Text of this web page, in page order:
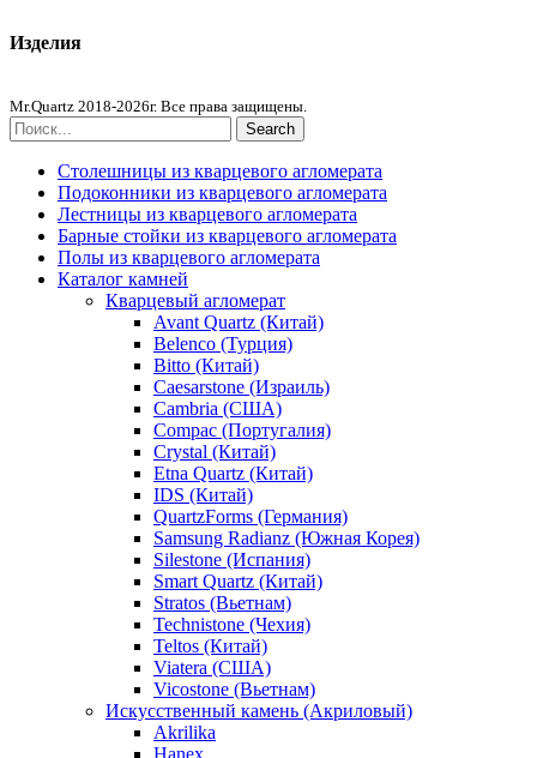
Изделия
Mr.Quartz 2018-2026г. Все права защищены.
Search
Столешницы из кварцевого агломерата
Подоконники из кварцевого агломерата
Лестницы из кварцевого агломерата
Барные стойки из кварцевого агломерата
Полы из кварцевого агломерата
Каталог камней
Кварцевый агломерат
Avant Quartz (Китай)
Belenco (Турция)
Bitto (Китай)
Caesarstone (Израиль)
Cambria (США)
Compac (Португалия)
Crystal (Китай)
Etna Quartz (Китай)
IDS (Китай)
QuartzForms (Германия)
Samsung Radianz (Южная Корея)
Silestone (Испания)
Smart Quartz (Китай)
Stratos (Вьетнам)
Technistone (Чехия)
Teltos (Китай)
Viatera (США)
Vicostone (Вьетнам)
Искусственный камень (Акриловый)
Akrilika
Hanex